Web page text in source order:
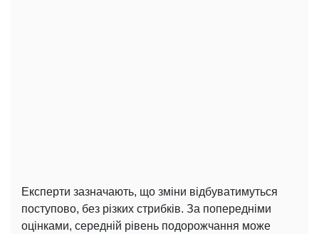
Експерти зазначають, що зміни відбуватимуться
поступово, без різких стрибків. За попередніми
оцінками, середній рівень подорожчання може